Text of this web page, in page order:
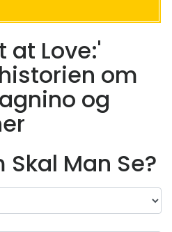
at Love:'
om
og
Skal Man Se?